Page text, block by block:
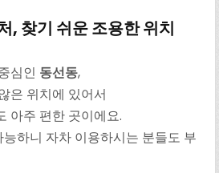
, 찾기 쉬운 조용한 위치
심인 동선동,
은 위치에 있어서
아주 편한 곳이에요.
하니 자차 이용하시는 분들도 부